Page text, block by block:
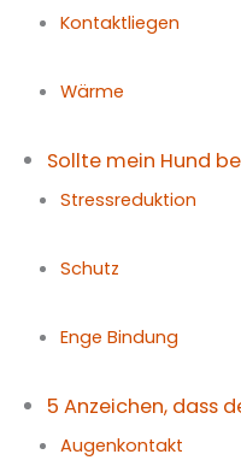
Kontaktliegen
Wärme
Sollte mein Hund
Stressreduktion
Schutz
Enge Bindung
5 Anzeichen, dass
Augenkontakt